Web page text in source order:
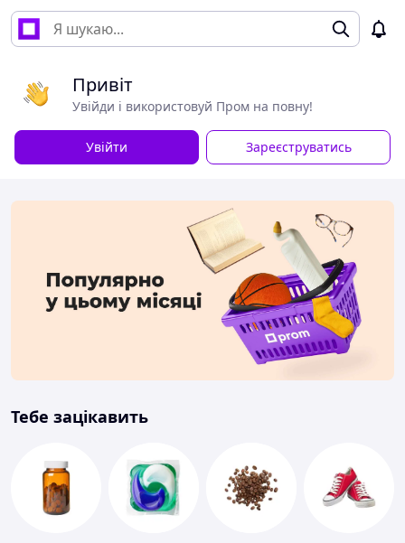
Привіт
Увійди і використовуй Пром на повну!
Увійти Зареєструватись
Тебе зацікавить